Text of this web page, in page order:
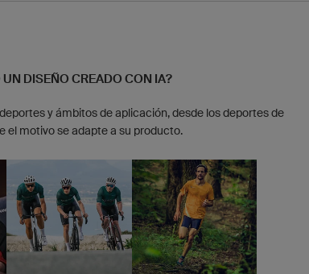
DISEÑO CREADO CON IA?
y ámbitos de aplicación, desde los deportes de
el motivo se adapte a su producto.